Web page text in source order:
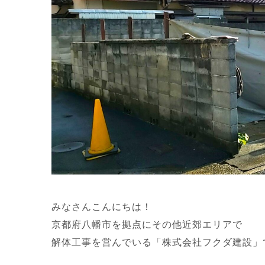
みなさんこんにちは！
京都府八幡市を拠点にその他近郊エリアで
解体工事を営んでいる「株式会社フクダ建設」